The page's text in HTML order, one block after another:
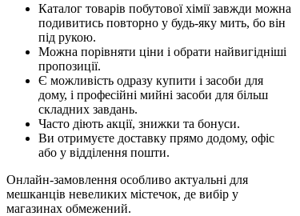
Каталог товарів побутової хімії завжди можна
подивитись повторно у будь-яку мить, бо він
під рукою.
Можна порівняти ціни і обрати найвигідніші
пропозиції.
Є можливість одразу купити і засоби для
дому, і професійні мийні засоби для більш
складних завдань.
Часто діють акції, знижки та бонуси.
Ви отримуєте доставку прямо додому, офіс
або у відділення пошти.
Онлайн-замовлення особливо актуальні для
мешканців невеликих містечок, де вибір у
магазинах обмежений.